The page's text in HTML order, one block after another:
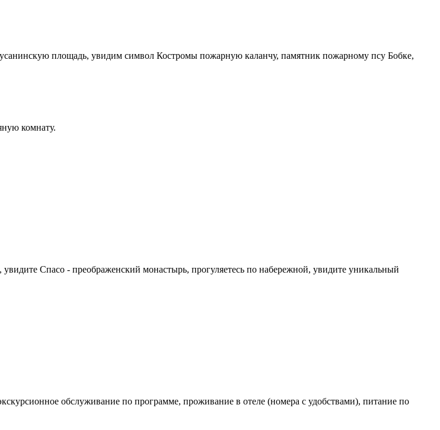
площадь, увидим символ Костромы пожарную каланчу, памятник пожарному псу Бобке,
комнату.
Спасо - преображенский монастырь, прогуляетесь по набережной, увидите уникальный
обслуживание по программе, проживание в отеле (номера с удобствами), питание по